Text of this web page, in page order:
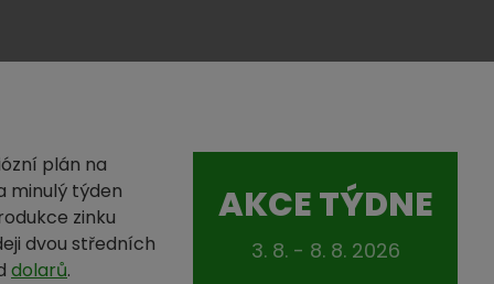
plán na
minulý týden
zinku
dvou středních
dolarů.
AKCE TÝDNE
3. 8. - 8. 8. 2026